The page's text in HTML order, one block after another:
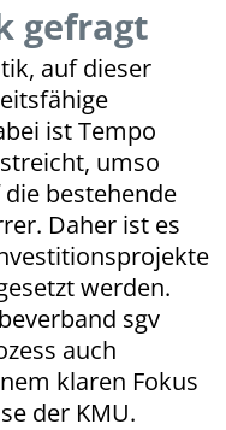
gefragt
auf dieser
ist Tempo
umso
bestehende
Daher ist es
werden.
sgv
auch
klaren Fokus
der KMU.